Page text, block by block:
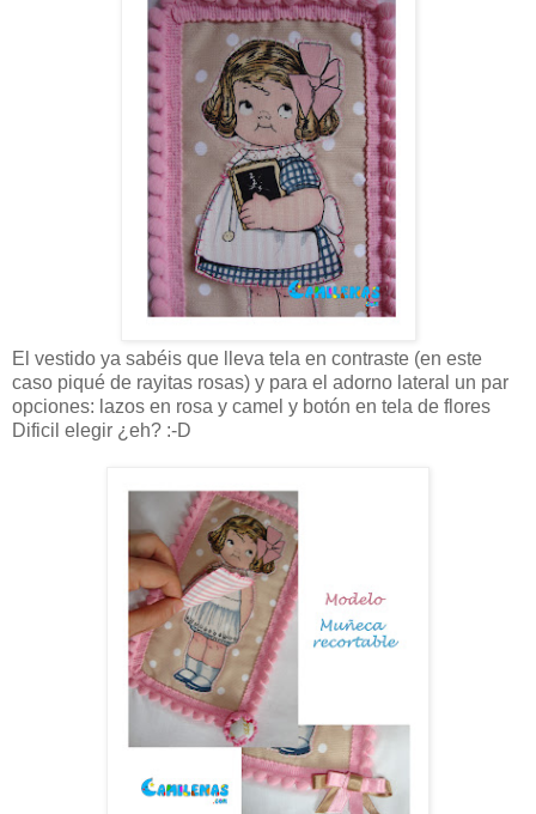
El vestido ya sabéis que lleva tela en contraste (en este
caso piqué de rayitas rosas) y para el adorno lateral un par
opciones: lazos en rosa y camel y botón en tela de flores
Dificil elegir ¿eh? :-D